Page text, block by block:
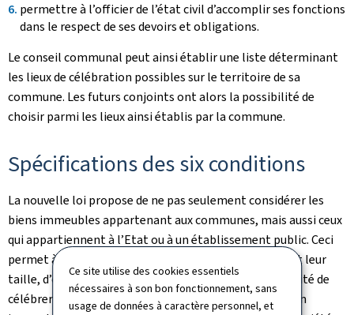
Ce site utilise des cookies essentiels
nécessaires à son bon fonctionnement, sans
usage de données à caractère personnel, et
permettre à l’officier de l’état civil d’accomplir ses fonctions
dans le respect de ses devoirs et obligations.
Le conseil communal peut ainsi établir une liste déterminant
les lieux de célébration possibles sur le territoire de sa
commune. Les futurs conjoints ont alors la possibilité de
choisir parmi les lieux ainsi établis par la commune.
Spécifications des six conditions
La nouvelle loi propose de ne pas seulement considérer les
biens immeubles appartenant aux communes, mais aussi ceux
qui appartiennent à l’Etat ou à un établissement public. Ceci
permet à toutes les communes du pays, quelle que soit leur
taille, d’offrir à leurs citoyens et citoyennes la possibilité de
célébrer leur mariage ou partenariat dans un autre bien